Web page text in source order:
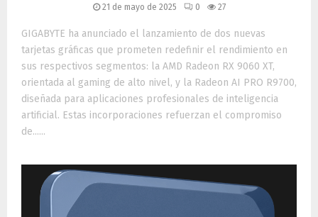
21 de mayo de 2025 0 27
GIGABYTE ha anunciado el lanzamiento de dos nuevas
tarjetas gráficas que prometen redefinir el rendimiento en
sus respectivos segmentos: la AMD Radeon RX 9060 XT,
orientada al gaming de alto nivel, y la Radeon AI PRO R9700,
diseñada para aplicaciones profesionales de inteligencia
artificial. Estas incorporaciones refuerzan el compromiso
de......